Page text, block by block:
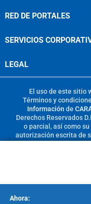
RED DE PORTALES
SERVICIOS
LEGAL
El uso de este sitio
Términos y
Información de
Derechos Reservados
o parcial, así como
autorización escrita de